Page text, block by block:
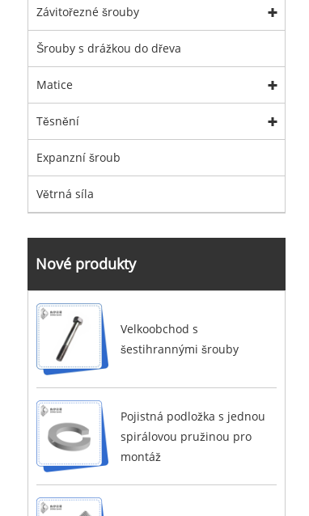
Závitořezné šrouby
Šrouby s drážkou do dřeva
Matice
Těsnění
Expanzní šroub
Větrná síla
Nové produkty
Velkoobchod s
šestihrannými šrouby
Pojistná podložka s jednou
spirálovou pružinou pro
montáž